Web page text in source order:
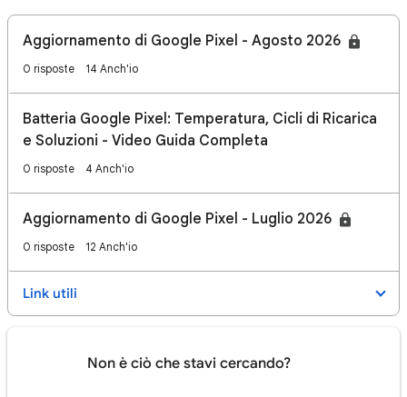
Aggiornamento di Google Pixel - Agosto 2026
0 risposte 14 Anch'io
Batteria Google Pixel: Temperatura, Cicli di Ricarica
e Soluzioni - Video Guida Completa
0 risposte 4 Anch'io
Aggiornamento di Google Pixel - Luglio 2026
0 risposte 12 Anch'io
Link utili
Non è ciò che stavi cercando?